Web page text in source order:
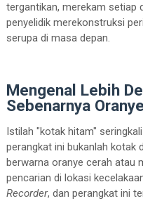
tergantikan, merekam setiap
penyelidik merekonstruksi
serupa di masa depan.
Mengenal Lebih
Sebenarnya Oranye
Istilah "kotak hitam"
perangkat ini bukanlah kotak
berwarna oranye cerah atau
pencarian di lokasi
Recorder, dan perangkat ini